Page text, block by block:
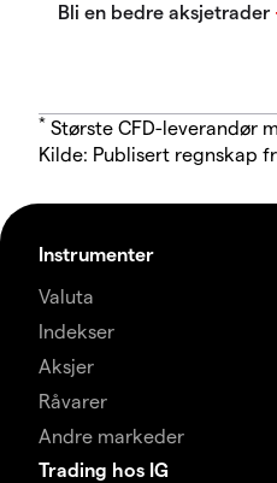
* Største CFD-leverandør
Kilde: Publisert regnskap
Instrumenter
Valuta
Indekser
Aksjer
Råvarer
Andre markeder
Trading hos IG